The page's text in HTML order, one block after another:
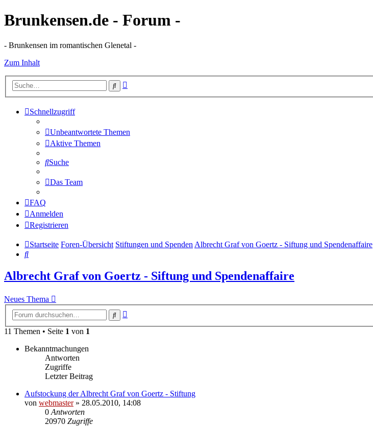
Brunkensen.de - Forum -
- Brunkensen im romantischen Glenetal -
Zum Inhalt
Suche
Schnellzugriff
Unbeantwortete Themen
Aktive Themen
Suche
Das Team
FAQ
Anmelden
Registrieren
Startseite Foren-Übersicht Stiftungen und SpendenAlbrecht Graf von Goertz - Siftung und Spendenaffaire
Suche
Albrecht Graf von Goertz - Siftung und Spendenaffaire
Neues Thema
Suche
11 Themen • Seite 1 von 1
Bekanntmachungen
Antworten
Zugriffe
Letzter Beitrag
Aufstockung der Albrecht Graf von Goertz - Stiftung
von webmaster» 28.05.2010, 14:08
0 Antworten
20970 Zugriffe